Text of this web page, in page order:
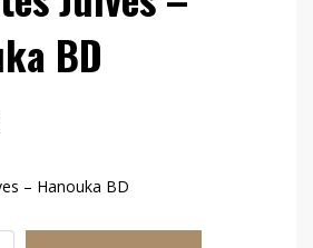
BD
– Hanouka BD